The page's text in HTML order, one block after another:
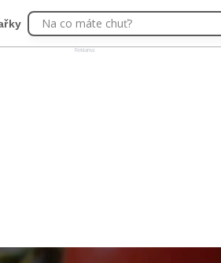
Reklama
Na co máte chuť?